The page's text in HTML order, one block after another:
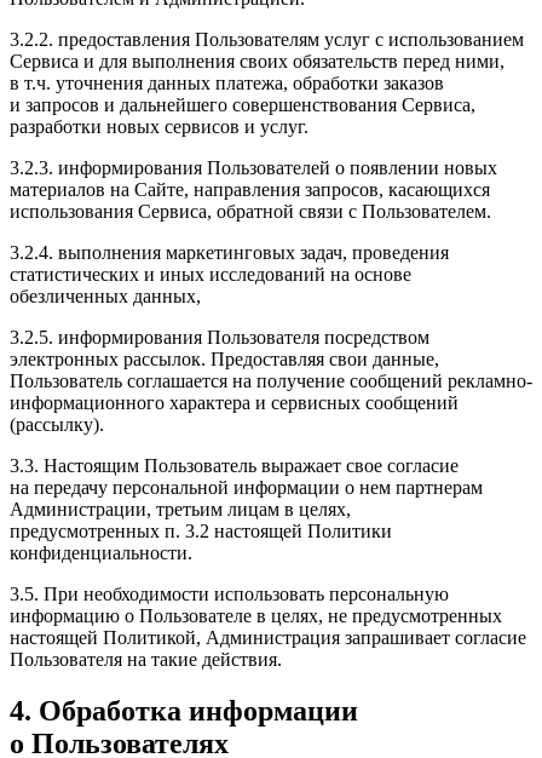
3.2.2. предоставления Пользователям услуг с использованием
Сервиса и для выполнения своих обязательств перед ними,
в т.ч. уточнения данных платежа, обработки заказов
и запросов и дальнейшего совершенствования Сервиса,
разработки новых сервисов и услуг.
3.2.3. информирования Пользователей о появлении новых
материалов на Сайте, направления запросов, касающихся
использования Сервиса, обратной связи с Пользователем.
3.2.4. выполнения маркетинговых задач, проведения
статистических и иных исследований на основе
обезличенных данных,
3.2.5. информирования Пользователя посредством
электронных рассылок. Предоставляя свои данные,
Пользователь соглашается на получение сообщений рекламно-
информационного характера и сервисных сообщений
(рассылку).
3.3. Настоящим Пользователь выражает свое согласие
на передачу персональной информации о нем партнерам
Администрации, третьим лицам в целях,
предусмотренных п. 3.2 настоящей Политики
конфиденциальности.
3.5. При необходимости использовать персональную
информацию о Пользователе в целях, не предусмотренных
настоящей Политикой, Администрация запрашивает согласие
Пользователя на такие действия.
4. Обработка информации
о Пользователях